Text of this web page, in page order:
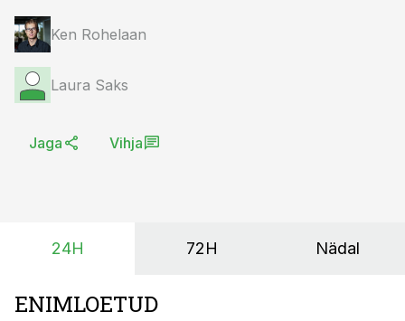
Ken Rohelaan
Laura Saks
Jaga Vihja
24H 72H Nädal
ENIMLOETUD